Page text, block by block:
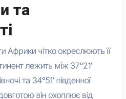
та
Африки чітко окреслюють її
лежить між 37°21′
та 34°51′ південної
він охоплює від